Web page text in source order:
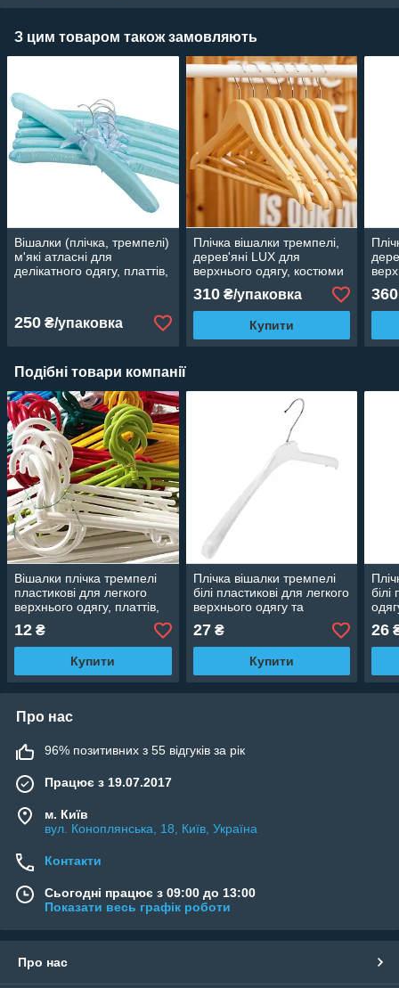
З цим товаром також замовляють
Вішалки (плічка, тремпелі)
м'які атласні для
делікатного одягу, платтів,
250 ₴/упаковка
Плічка вішалки тремпелі,
дерев'яні LUX для
верхнього одягу, костюми
лаковані 5 шт., 44 см
310₴/упаковка
Купити
44
360
Подібні товари компанії
Вішалки плічка тремпелі
пластикові для легкого
верхнього одягу, платтів,
кольорові 42 см
12 ₴
Купити
Плічка вішалки тремпелі
білі пластикові для легкого
верхнього одягу та
27₴
Купити
білі
26
Про нас
96% позитивних з 55 відгуків за рік
Працює з 19.07.2017
м. Київ
вул. Коноплянська, 18, Київ, Україна
Контакти
Сьогодні працює з 09:00 до 13:00
Показати весь графік роботи
Про нас